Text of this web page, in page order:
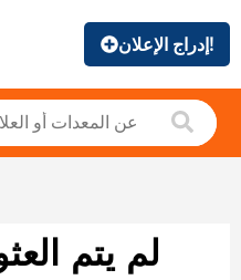
إدراج الإعلان!
لم يتم